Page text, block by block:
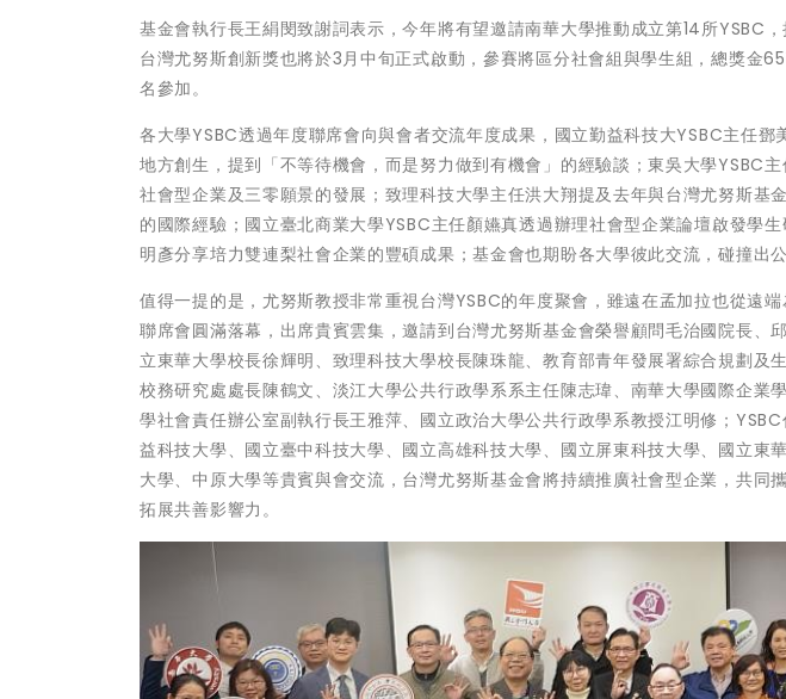
基金會執行長王絹閔致謝詞表示，今年將有望邀請南華大學推動成立第14所YSBC
台灣尤努斯創新獎也將於3月中旬正式啟動，參賽將區分社會組與學生組，總獎金
名參加。
各大學YSBC透過年度聯席會向與會者交流年度成果，國立勤益科技大YSBC主任
地方創生，提到「不等待機會，而是努力做到有機會」的經驗談；東吳大學YSBC
社會型企業及三零願景的發展；致理科技大學主任洪大翔提及去年與台灣尤努斯基
的國際經驗；國立臺北商業大學YSBC主任顏嬿真透過辦理社會型企業論壇啟發學
明彥分享培力雙連梨社會企業的豐碩成果；基金會也期盼各大學彼此交流，碰撞出公
值得一提的是，尤努斯教授非常重視台灣YSBC的年度聚會，雖遠在孟加拉也從遠
聯席會圓滿落幕，出席貴賓雲集，邀請到台灣尤努斯基金會榮譽顧問毛治國院長、
立東華大學校長徐輝明、致理科技大學校長陳珠龍、教育部青年發展署綜合規劃及
校務研究處處長陳鶴文、淡江大學公共行政學系系主任陳志瑋、南華大學國際企業
學社會責任辦公室副執行長王雅萍、國立政治大學公共行政學系教授江明修；
益科技大學、國立臺中科技大學、國立高雄科技大學、國立屏東科技大學、國立東
大學、中原大學等貴賓與會交流，台灣尤努斯基金會將持續推廣社會型企業，共同
拓展共善影響力。